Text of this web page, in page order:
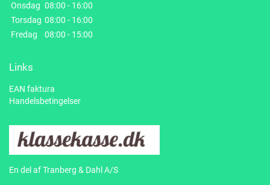
Onsdag 08:00 - 16:00
Torsdag 08:00 - 16:00
Fredag
08:00 - 15:00
Links
EAN faktura
Handelsbetingelser
En del af Tranberg & Dahl A/S